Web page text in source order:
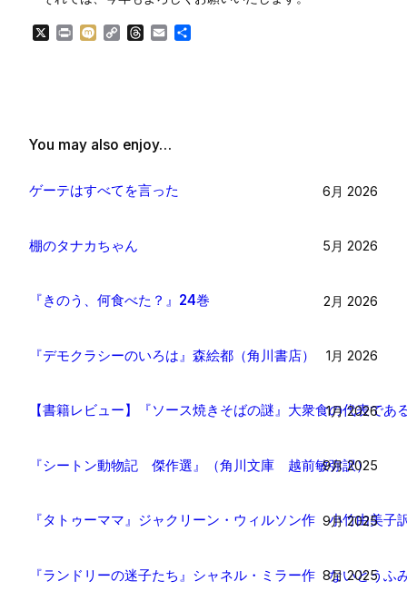
X Print Mixi
CopyThreads
Email
You may also enjoy…
ゲーテはすべてを言った 6月 2026
棚のタナカちゃん 5月 2026
『きのう、何食べた？』24巻 2月 2026
『デモクラシーのいろは』森絵都（角川書店） 1月 2026
【書籍レビュー】『ソース焼きそばの謎』大衆食の代表で
1月 2026
『シートン動物記 傑作選』（角川文庫 越前敏弥訳）
9月 2025
『タトゥーママ』ジャクリーン・ウィルソン作 小竹由美子
9月 2025
『ランドリーの迷子たち』シャネル・ミラー作 ないとうふ
8月 2025